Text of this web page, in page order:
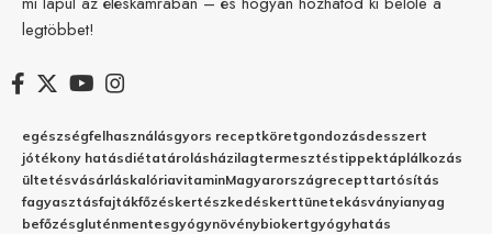
legtöbbet!
egészségfelhasználásgyors receptköretgondozásdesszert
jótékony hatásdiétatárolásházilagtermesztéstippektáplálkozás
ültetésvásárláskalóriavitaminMagyarországrecepttartósítás
fagyasztásfajtákfőzéskertészkedéskerttünetekásványianyag
befőzésgluténmentesgyógynövénybiokertgyógyhatás